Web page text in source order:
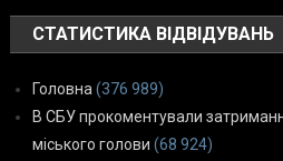
СТАТИСТИКА ВІДВІДУВАНЬ
Головна (376 989)
В СБУ прокоментували
міського голови (68 924)